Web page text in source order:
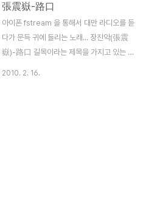
張震嶽-路口
아이폰 fstream 을 통해서 대만 라디오를 듣
다가 문득 귀에 들리는 노래... 장진악(張震
嶽)-路口 길목이라는 제목을 가지고 있는 루
2010. 2. 16.